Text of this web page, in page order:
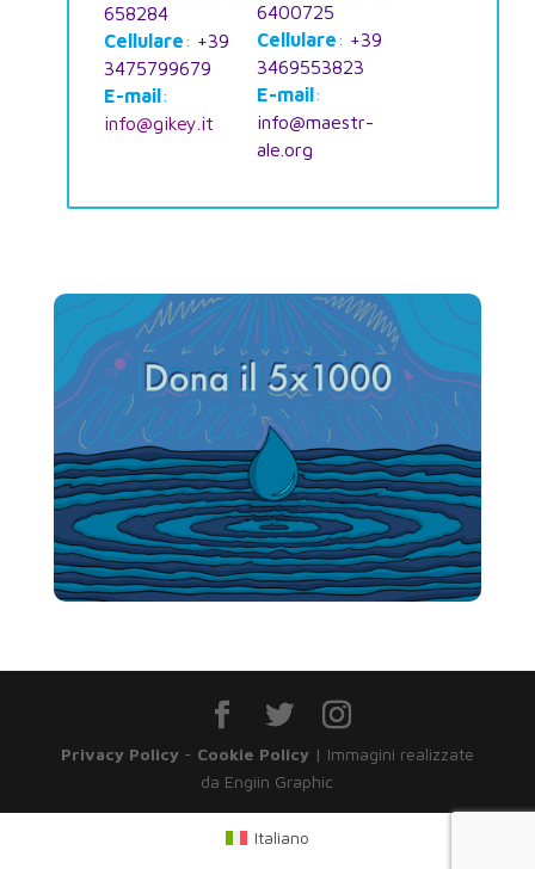
658284
Cellulare: +39
3475799679
E-mail:
info@gikey.it
6400725
Cellulare: +39
3469553823
E-mail:
info@maestr-
ale.org
Privacy Policy- Cookie Policy| Immagini realizzate
da Engiin Graphic
Italiano